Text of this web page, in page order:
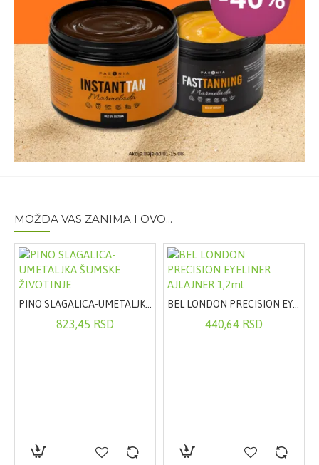
Pakovanje:200ml
MOŽDA VAS ZANIMA I OVO...
823,45 RSD 440,64 RSD